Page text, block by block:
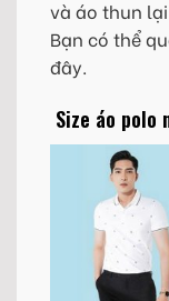
và áo thun
Bạn có thể
đây.
Size áo polo